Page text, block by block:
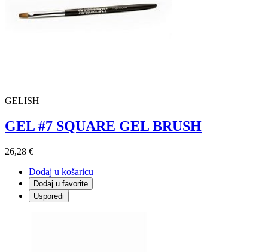
GELISH
GEL #7 SQUARE GEL BRUSH
26,28 €
Dodaj u košaricu
Dodaj u favorite
Usporedi